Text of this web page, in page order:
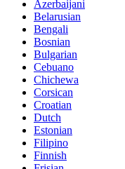
Azerbaijani
Belarusian
Bengali
Bosnian
Bulgarian
Cebuano
Chichewa
Corsican
Croatian
Dutch
Estonian
Filipino
Finnish